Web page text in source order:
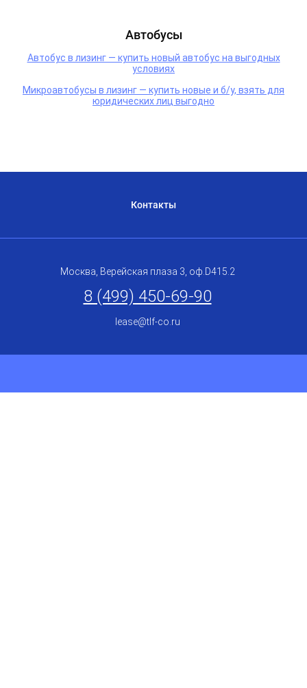
Автобусы
Автобус в лизинг — купить новый автобус на выгодных
условиях
Микроавтобусы в лизинг — купить новые и б/у, взять для
юридических лиц выгодно
Контакты
Москва, Верейская плаза 3, оф.D415.2
8 (499) 450-69-90
lease@tlf-co.ru